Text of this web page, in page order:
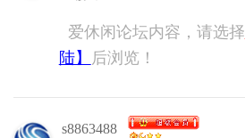
爱休闲论坛内容，请选择
陆】
后浏览！
s8863488